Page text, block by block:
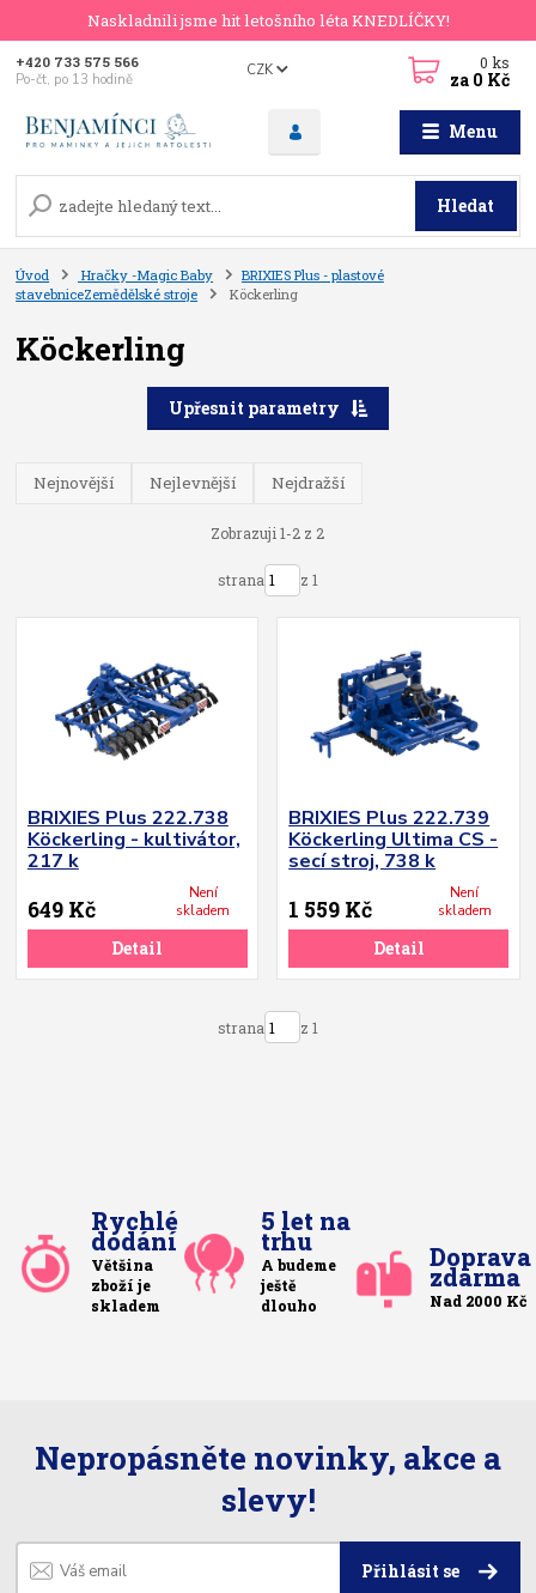
Naskladnili jsme hit letošního léta KNEDLÍČKY!
Menu
CZK
Hledat
+420 733 575 566
Po-čt, po 13 hodině
0ks
za 0 Kč
Úvod Hračky -Magic Baby
BRIXIES Plus - plastové
stavebniceZemědělské stroje
Köckerling
Köckerling
Upřesnit parametry
Nejnovější Nejlevnější Nejdražší
Zobrazuji 1-2 z 2
strana z 1
BRIXIES Plus 222.738
Köckerling - kultivátor,
217 k
649 Kč
Není
skladem
Detail
BRIXIES Plus 222.739
Köckerling Ultima CS -
secí stroj, 738 k
1 559 Kč
Není
skladem
Detail
strana z 1
Rychlé
dodání
Většina
zboží je
skladem
5 let na
trhu
A budeme
ještě
dlouho
Doprava
zdarma
Nad 2000 Kč
Nepropásněte novinky, akce a
slevy!
Přihlásit se